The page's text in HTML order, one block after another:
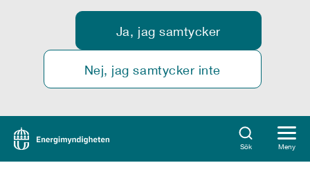
Ja, jag samtycker
Nej, jag samtycker inte
Sök Meny